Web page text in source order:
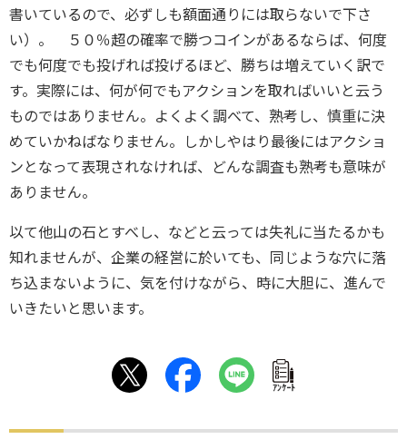
書いているので、必ずしも額面通りには取らないで下さ
い）。 ５０％超の確率で勝つコインがあるならば、何度
でも何度でも投げれば投げるほど、勝ちは増えていく訳で
す。実際には、何が何でもアクションを取ればいいと云う
ものではありません。よくよく調べて、熟考し、慎重に決
めていかねばなりません。しかしやはり最後にはアクショ
ンとなって表現されなければ、どんな調査も熟考も意味が
ありません。
以て他山の石とすべし、などと云っては失礼に当たるかも
知れませんが、企業の経営に於いても、同じような穴に落
ち込まないように、気を付けながら、時に大胆に、進んで
いきたいと思います。
ｱﾝｹｰﾄ